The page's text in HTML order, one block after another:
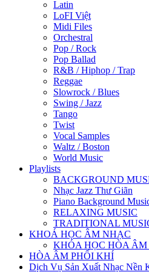
Latin
LoFI Việt
Midi Files
Orchestral
Pop / Rock
Pop Ballad
R&B / Hiphop / Trap
Reggae
Slowrock / Blues
Swing / Jazz
Tango
Twist
Vocal Samples
Waltz / Boston
World Music
Playlists
BACKGROUND
Nhạc Jazz Thư Giãn
Piano Background
RELAXING MUSIC
TRADITIONAL
KHOÁ HỌC ÂM NHẠC
KHÓA HỌC HÒA ÂM
HÒA ÂM PHỐI KHÍ
Dịch Vụ Sản Xuất Nhạc Nền